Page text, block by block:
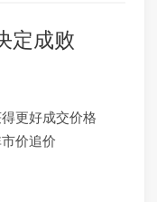
定成败
更好成交价格
价追价